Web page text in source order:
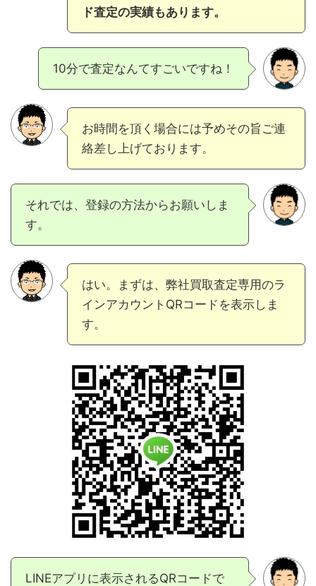
ド査定の実績もあります。
10分で査定なんてすごいですね！
お時間を頂く場合には予めその旨ご連
絡差し上げております。
それでは、登録の方法からお願いしま
す。
はい。まずは、弊社買取査定専用のラ
インアカウントQRコードを表示しま
す。
LINEアプリに表示されるQRコードで